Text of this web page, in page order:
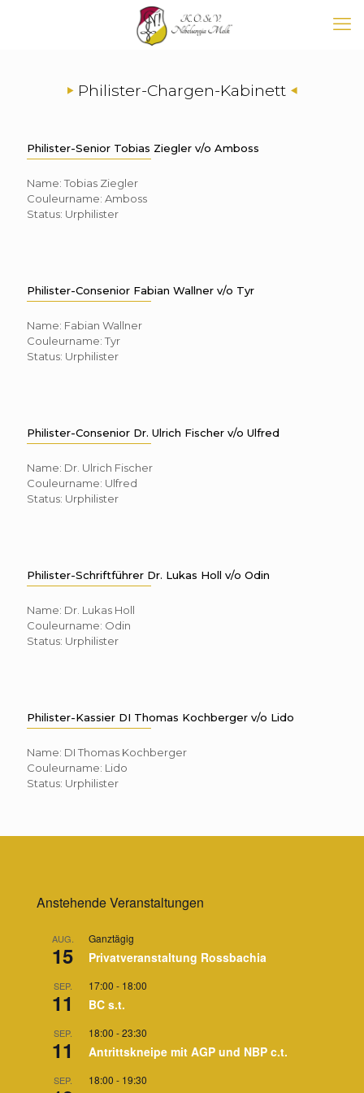
Philister-Chargen-Kabinett
Philister-Senior Tobias Ziegler v/o Amboss
Name: Tobias Ziegler
Couleurname: Amboss
Status: Urphilister
Philister-Consenior Fabian Wallner v/o Tyr
Name: Fabian Wallner
Couleurname: Tyr
Status: Urphilister
Philister-Consenior Dr. Ulrich Fischer v/o Ulfred
Name: Dr. Ulrich Fischer
Couleurname: Ulfred
Status: Urphilister
Philister-Schriftführer Dr. Lukas Holl v/o Odin
Name: Dr. Lukas Holl
Couleurname: Odin
Status: Urphilister
Philister-Kassier DI Thomas Kochberger v/o Lido
Name: DI Thomas Kochberger
Couleurname: Lido
Status: Urphilister
Anstehende Veranstaltungen
AUG.
15
Ganztägig
Privatveranstaltung Rossbachia
SEP.
11
17:00 - 18:00
BC s.t.
SEP.
11
18:00 -23:30
Antrittskneipe mit AGP und NBP c.t.
SEP. 18:00 - 19:30